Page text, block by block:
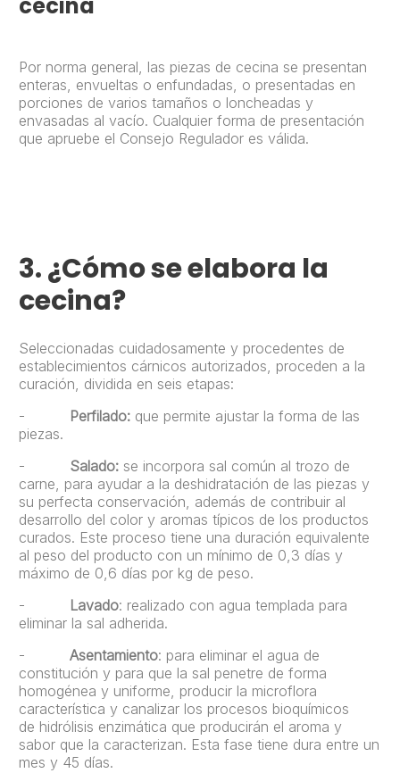
cecina
Por norma general, las piezas de cecina se presentan
enteras, envueltas o enfundadas, o presentadas en
porciones de varios tamaños o loncheadas y
envasadas al vacío. Cualquier forma de presentación
que apruebe el Consejo Regulador es válida.
3.¿Cómo se elabora la
cecina?
Seleccionadas cuidadosamente y procedentes de
establecimientos cárnicos autorizados, proceden a la
curación, dividida en seis etapas:
- Perfilado: que permite ajustar la forma de las
piezas.
- Salado: se incorpora sal común al trozo de
carne, para ayudar a la deshidratación de las piezas y
su perfecta conservación, además de contribuir al
desarrollo del color y aromas típicos de los productos
curados. Este proceso tiene una duración equivalente
al peso del producto con un mínimo de 0,3 días y
máximo de 0,6 días por kg de peso.
- Lavado: realizado con agua templada para
eliminar la sal adherida.
- Asentamiento: para eliminar el agua de
constitución y para que la sal penetre de forma
homogénea y uniforme, producir la microflora
característica y canalizar los procesos bioquímicos
de hidrólisis enzimática que producirán el aroma y
sabor que la caracterizan. Esta fase tiene dura entre un
mes y 45 días.